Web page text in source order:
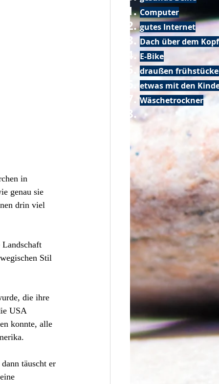
in
genau sie
drin viel
Stil
die ihre
USA
konnte, alle
täuscht er
Computer
gutes Internet
Dach über dem Kopf
E-Bike
draußen
etwas mit den
Wäschetrockner